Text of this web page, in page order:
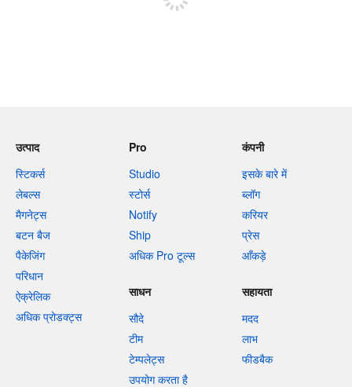
उत्पाद
स्टिकर्स
लेबल्स
मैगनेट्स
बटन बैज
पैकेजिंग
परिधान
ऐक्रेलिक
अधिक प्रोडक्ट्स
Pro
Studio
स्टोर्स
Notify
Ship
अधिक Pro टूल्स
कंपनी
इसके बारे में
ब्लॉग
करियर
प्रेस
आँकड़े
साधन
सौदे
टीम
टेम्पलेट्स
उपयोग करता है
सहायता
मदद
लाभ
फीडबैक